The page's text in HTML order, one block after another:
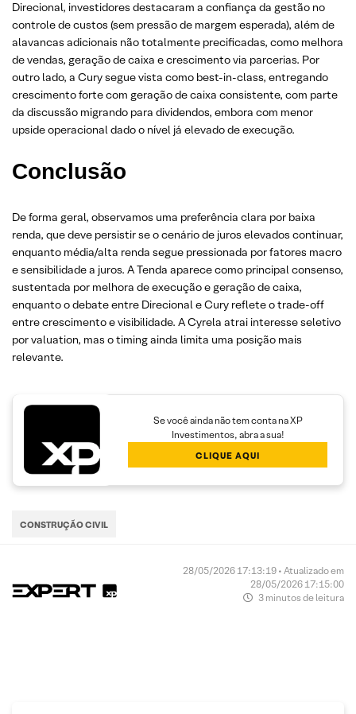
Direcional, investidores destacaram a confiança da gestão no
controle de custos (sem pressão de margem esperada), além de
alavancas adicionais não totalmente precificadas, como melhora
de vendas, geração de caixa e crescimento via parcerias. Por
outro lado, a Cury segue vista como best-in-class, entregando
crescimento forte com geração de caixa consistente, com parte
da discussão migrando para dividendos, embora com menor
upside operacional dado o nível já elevado de execução.
Conclusão
De forma geral, observamos uma preferência clara por baixa
renda, que deve persistir se o cenário de juros elevados continuar,
enquanto média/alta renda segue pressionada por fatores macro
e sensibilidade a juros. A Tenda aparece como principal consenso,
sustentada por melhora de execução e geração de caixa,
enquanto o debate entre Direcional e Cury reflete o trade-off
entre crescimento e visibilidade. A Cyrela atrai interesse seletivo
por valuation, mas o timing ainda limita uma posição mais
relevante.
Se você ainda não tem conta na XP
Investimentos, abra a sua!
CLIQUE AQUI
CONSTRUÇÃO CIVIL
28/05/2026 17:13:19 • Atualizado em
28/05/2026 17:15:00
3 minutos de leitura